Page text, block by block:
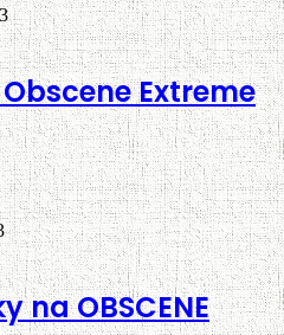
Extreme
na OBSCENE